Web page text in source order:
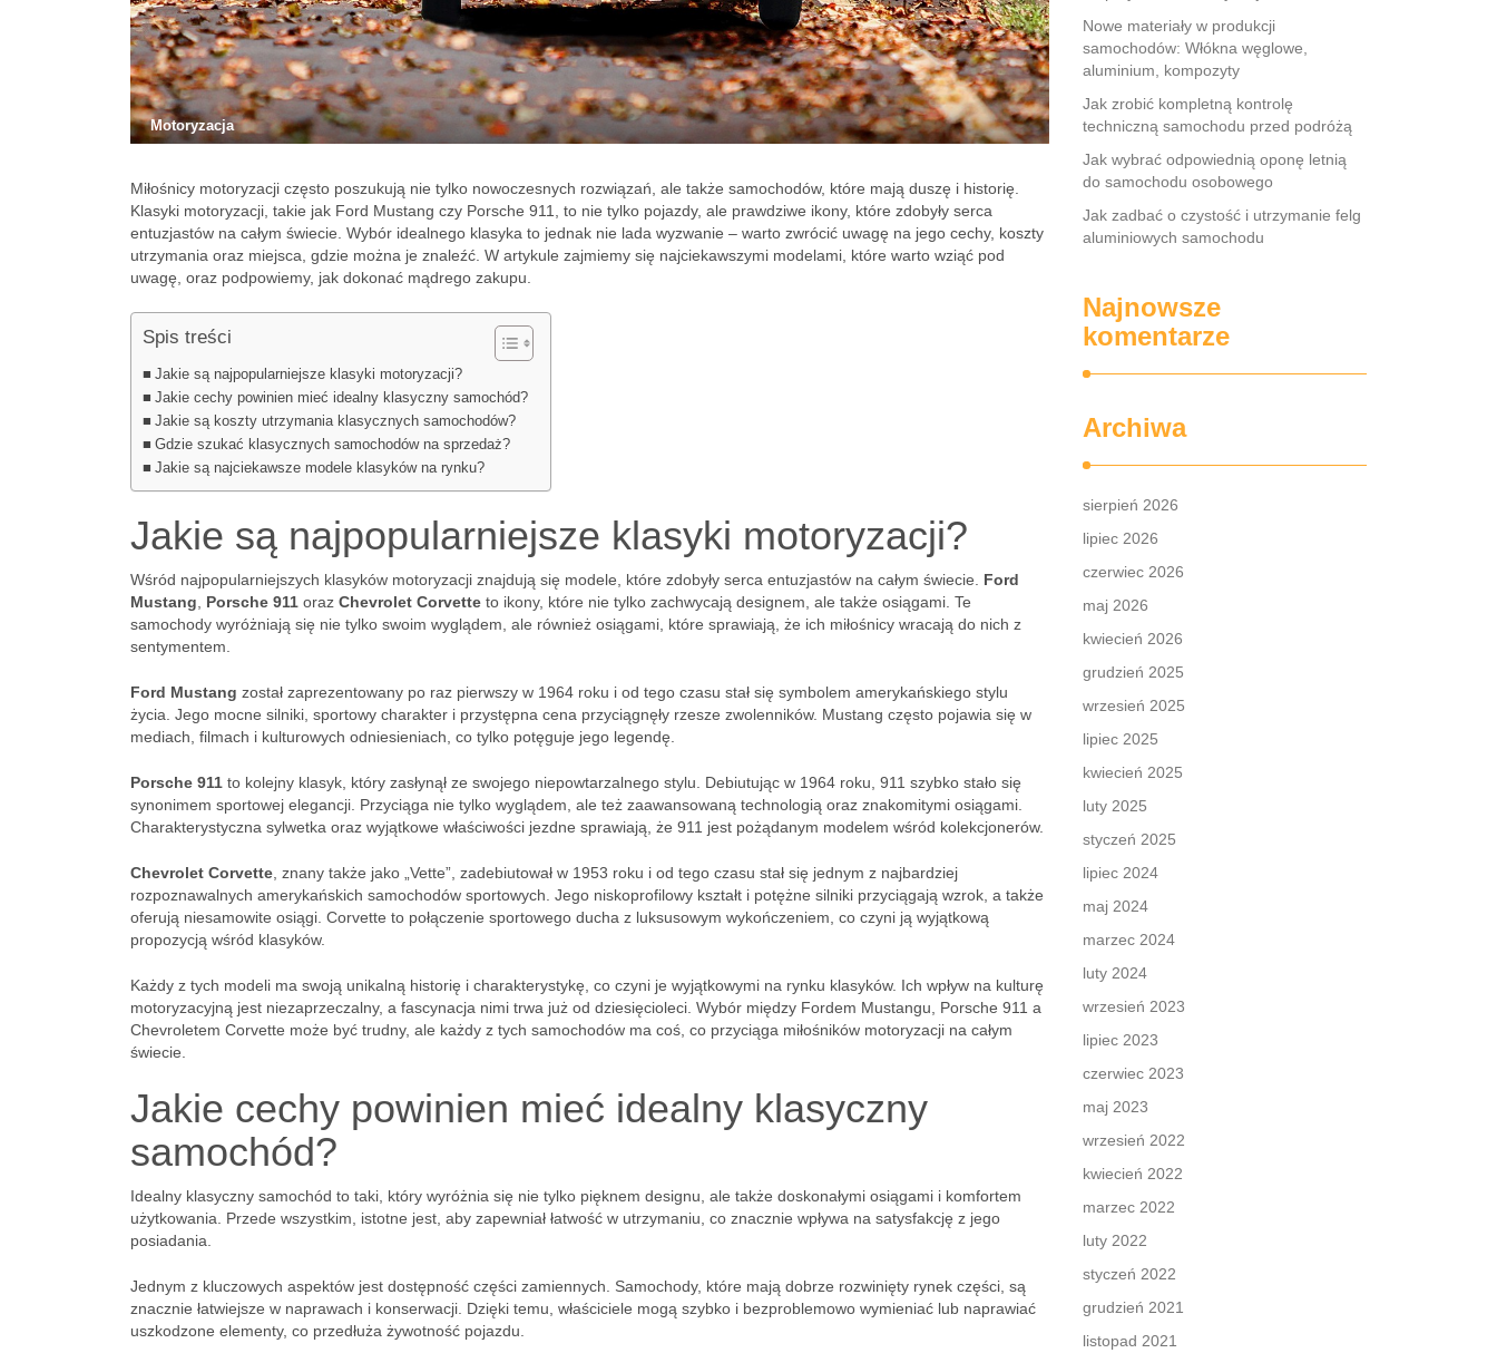
Motoryzacja
Miłośnicy motoryzacji często poszukują nie tylko nowoczesnych rozwiązań, ale także samochodów, które mają duszę i historię.
Klasyki motoryzacji, takie jak Ford Mustang czy Porsche 911, to nie tylko pojazdy, ale prawdziwe ikony, które zdobyły serca
entuzjastów na całym świecie. Wybór idealnego klasyka to jednak nie lada wyzwanie – warto zwrócić uwagę na jego cechy, koszty
utrzymania oraz miejsca, gdzie można je znaleźć. W artykule zajmiemy się najciekawszymi modelami, które warto wziąć pod
uwagę, oraz podpowiemy, jak dokonać mądrego zakupu.
Spis treści
Jakie są najpopularniejsze klasyki motoryzacji?
Jakie cechy powinien mieć idealny klasyczny samochód?
Jakie są koszty utrzymania klasycznych samochodów?
Gdzie szukać klasycznych samochodów na sprzedaż?
Jakie są najciekawsze modele klasyków na rynku?
Jakie są najpopularniejsze klasyki motoryzacji?
Wśród najpopularniejszych klasyków motoryzacji znajdują się modele, które zdobyły serca entuzjastów na całym świecie. Ford
Mustang
Porsche 911 oraz Chevrolet Corvette to ikony, które nie tylko zachwycają designem, ale także osiągami. Te
samochody wyróżniają się nie tylko swoim wyglądem, ale również osiągami, które sprawiają, że ich miłośnicy wracają do nich z
sentymentem.
Ford Mustang został zaprezentowany po raz pierwszy w 1964 roku i od tego czasu stał się symbolem amerykańskiego stylu
życia. Jego mocne silniki, sportowy charakter i przystępna cena przyciągnęły rzesze zwolenników. Mustang często pojawia się w
mediach, filmach i kulturowych odniesieniach, co tylko potęguje jego legendę.
Porsche 911 to kolejny klasyk, który zasłynął ze swojego niepowtarzalnego stylu. Debiutując w 1964 roku, 911 szybko stało się
synonimem sportowej elegancji. Przyciąga nie tylko wyglądem, ale też zaawansowaną technologią oraz znakomitymi osiągami.
Charakterystyczna sylwetka oraz wyjątkowe właściwości jezdne sprawiają, że 911 jest pożądanym modelem wśród kolekcjonerów.
Chevrolet Corvette , znany także jako „Vette”, zadebiutował w 1953 roku i od tego czasu stał się jednym z najbardziej
rozpoznawalnych amerykańskich samochodów sportowych. Jego niskoprofilowy kształt i potężne silniki przyciągają wzrok, a także
oferują niesamowite osiągi. Corvette to połączenie sportowego ducha z luksusowym wykończeniem, co czyni ją wyjątkową
propozycją wśród klasyków.
Każdy z tych modeli ma swoją unikalną historię i charakterystykę, co czyni je wyjątkowymi na rynku klasyków. Ich wpływ na kulturę
motoryzacyjną jest niezaprzeczalny, a fascynacja nimi trwa już od dziesięcioleci. Wybór między Fordem Mustangu, Porsche 911 a
Chevroletem Corvette może być trudny, ale każdy z tych samochodów ma coś, co przyciąga miłośników motoryzacji na całym
świecie.
Jakie cechy powinien mieć idealny klasyczny
samochód?
Idealny klasyczny samochód to taki, który wyróżnia się nie tylko pięknem designu, ale także doskonałymi osiągami i komfortem
użytkowania. Przede wszystkim, istotne jest, aby zapewniał łatwość w utrzymaniu, co znacznie wpływa na satysfakcję z jego
posiadania.
Jednym z kluczowych aspektów jest dostępność części zamiennych. Samochody, które mają dobrze rozwinięty rynek części, są
znacznie łatwiejsze w naprawach i konserwacji. Dzięki temu, właściciele mogą szybko i bezproblemowo wymieniać lub naprawiać
uszkodzone elementy, co przedłuża żywotność pojazdu.
Nowe materiały w produkcji
samochodów: Włókna węglowe,
aluminium, kompozyty
Jak zrobić kompletną kontrolę
techniczną samochodu przed podróżą
Jak wybrać odpowiednią oponę letnią
do samochodu osobowego
Jak zadbać o czystość i utrzymanie felg
aluminiowych samochodu
Najnowsze
komentarze
Archiwa
sierpień 2026
lipiec 2026
czerwiec 2026
maj 2026
kwiecień 2026
grudzień 2025
wrzesień 2025
lipiec 2025
kwiecień 2025
luty 2025
styczeń 2025
lipiec 2024
maj 2024
marzec 2024
luty 2024
wrzesień 2023
lipiec 2023
czerwiec 2023
maj 2023
wrzesień 2022
kwiecień 2022
marzec 2022
luty 2022
styczeń 2022
grudzień 2021
listopad 2021